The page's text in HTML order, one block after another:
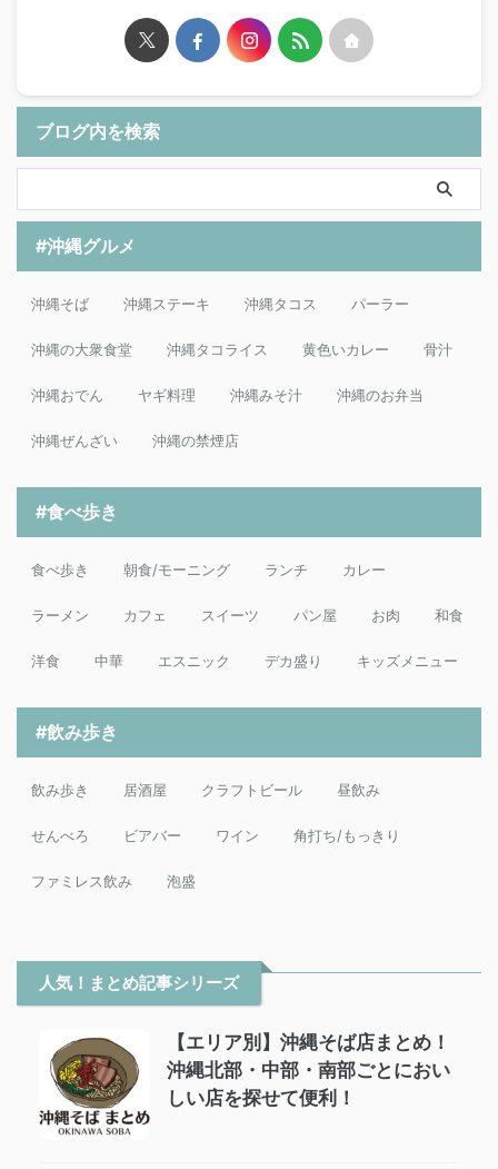
ブログ内を検索
#沖縄グルメ
沖縄そば 沖縄ステーキ 沖縄タコス パーラー
沖縄の大衆食堂 沖縄タコライス 黄色いカレー 骨汁
沖縄おでん ヤギ料理 沖縄みそ汁 沖縄のお弁当
沖縄ぜんざい 沖縄の禁煙店
#食べ歩き
食べ歩き 朝食/モーニング ランチ カレー
ラーメン カフェ スイーツ パン屋 お肉 和食
洋食 中華 エスニック デカ盛り キッズメニュー
#飲み歩き
飲み歩き 居酒屋 クラフトビール 昼飲み
せんべろ ビアバー ワイン 角打ち/もっきり
ファミレス飲み 泡盛
人気！まとめ記事シリーズ
【エリア別】沖縄そば店まとめ！
沖縄北部・中部・南部ごとにおい
しい店を探せて便利！